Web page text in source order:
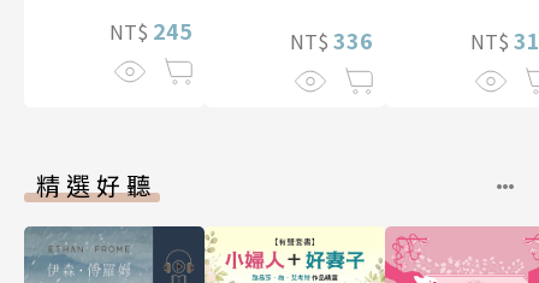
NT$ 245 NT$ 336 NT$
精選好聽